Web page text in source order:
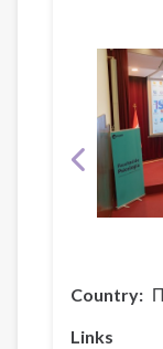
Country
Links